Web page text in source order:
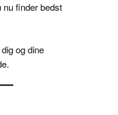
nu finder bedst
og dine